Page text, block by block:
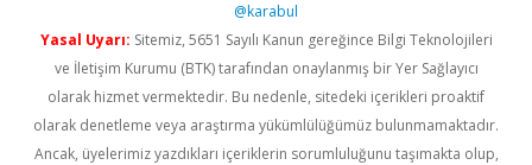
@karabul
Yasal Uyarı: Sitemiz, 5651 Sayılı Kanun gereğince Bilgi Teknolojileri
ve İletişim Kurumu (BTK) tarafından onaylanmış bir Yer Sağlayıcı
olarak hizmet vermektedir. Bu nedenle, sitedeki içerikleri proaktif
olarak denetleme veya araştırma yükümlülüğümüz bulunmamaktadır.
Ancak, üyelerimiz yazdıkları içeriklerin sorumluluğunu taşımakta olup,